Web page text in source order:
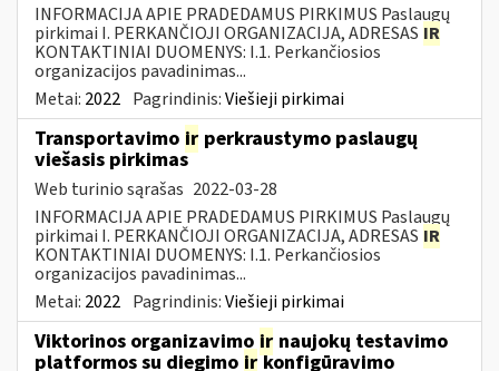
INFORMACIJA APIE PRADEDAMUS PIRKIMUS Paslaugų
pirkimai I. PERKANČIOJI ORGANIZACIJA, ADRESAS IR
KONTAKTINIAI DUOMENYS: I.1. Perkančiosios
organizacijos pavadinimas...
Metai: 2022 Pagrindinis:Viešieji pirkimai
Transportavimo ir perkraustymo paslaugų
viešasis pirkimas
Web turinio sąrašas 2022-03-28
INFORMACIJA APIE PRADEDAMUS PIRKIMUS Paslaugų
pirkimai I. PERKANČIOJI ORGANIZACIJA, ADRESAS IR
KONTAKTINIAI DUOMENYS: I.1. Perkančiosios
organizacijos pavadinimas...
Metai: 2022 Pagrindinis:Viešieji pirkimai
Viktorinos organizavimo ir naujokų testavimo
platformos su diegimo irkonfigūravimo